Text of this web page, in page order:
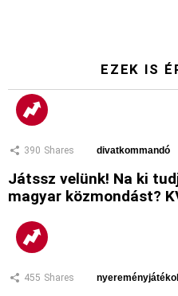
EZEK IS
390 Shares divatkommandó
Játssz velünk! Na ki
magyar közmondást?
455 Shares